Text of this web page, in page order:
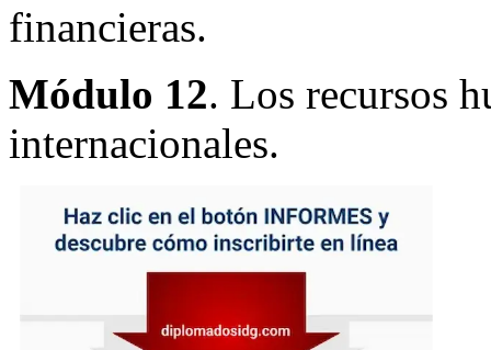
financieras.
Módulo 12. Los recursos
internacionales.